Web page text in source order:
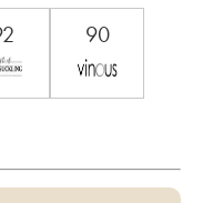
90